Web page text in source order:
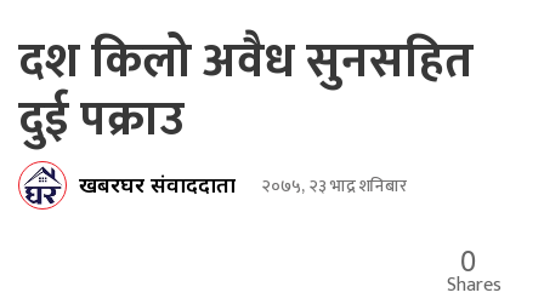
दश किलो अवैध सुनसहित
दुई पक्राउ
खबरघर संवाददाता २०७५, २३ भाद्र शनिबार
0
Shares